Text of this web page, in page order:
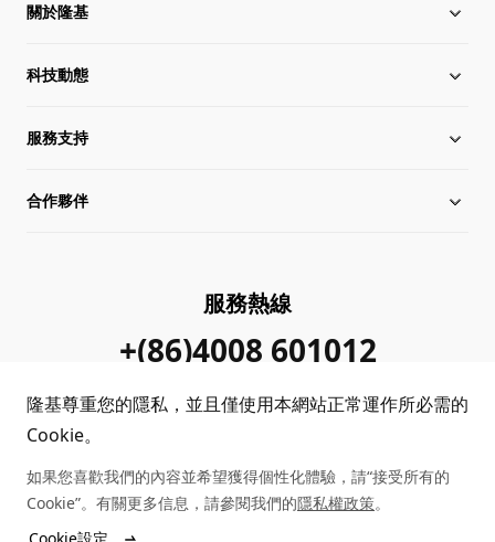
關於隆基
關於隆基
全球化布局
管理層信息
科技動態
行業動態
在線研討會
服務支持
下載中心
合作夥伴
服務熱線
+(86)4008 601012
隆基尊重您的隱私，並且僅使用本網站正常運作所必需的
Cookie。
如果您喜歡我們的內容並希望獲得個性化體驗，請“接受所有的
Cookie”。有關更多信息，請參閱我們的隱私權政策。